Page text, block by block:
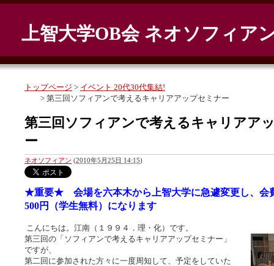
上智大学OB会 ネオソフィア
トップページ > イベント 20代30代集結!
> 第三回ソフィアンで考えるキャリアアップセミナー
第三回ソフィアンで考えるキャリアア
ー
ネオソフィアン (2010年5月25日 14:15)
★重要★ 会場を六本木から上智大学に急遽変更し、会
500円（学生無料）になります
こんにちは。江南（１９９４．理・化）です。
第三回の「ソフィアンで考えるキャリアアップセミナー」
ですが、
第二回に参加された方々に一度周知して、予定をしていた